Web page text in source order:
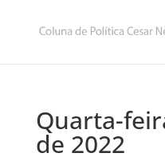
Quarta-
de 2022